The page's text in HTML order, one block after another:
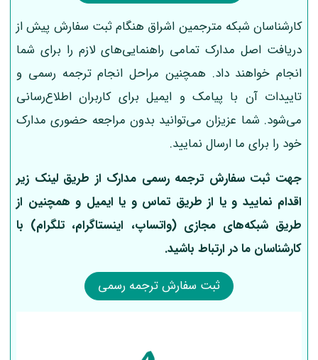
کارشناسان شبکه مترجمین اشراق هنگام ثبت سفارش پیش از
دریافت اصل مدارک تمامی راهنمایی‌های لازم را برای شما
انجام خواهند داد. همچنین مراحل انجام ترجمه رسمی و
تاییدات آن با پیامک و ایمیل برای کاربران اطلاع‌رسانی
می‌شود. شما عزیزان می‌توانید بدون مراجعه حضوری مدارک
خود را برای ما ارسال نمایید.
جهت ثبت سفارش ترجمه رسمی مدارک از طریق لینک‌ زیر
اقدام نمایید و یا از طریق تماس و یا ایمیل و همچنین از
طریق شبکه‌های مجازی (واتساپ، اینستاگرام، تلگرام) با
کارشناسان ما در ارتباط باشید.
ثبت سفارش ترجمه رسمی